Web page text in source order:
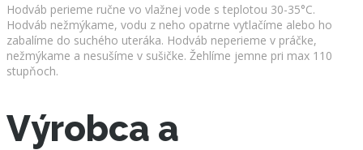
Hodváb perieme ručne vo vlažnej vode s teplotou 30-35°C.
Hodváb nežmýkame, vodu z neho opatrne vytlačíme alebo ho
zabalíme do suchého uteráka. Hodváb neperieme v práčke,
nežmýkame a nesušíme v sušičke. Žehlíme jemne pri max 110
stupňoch.
Výrobca a